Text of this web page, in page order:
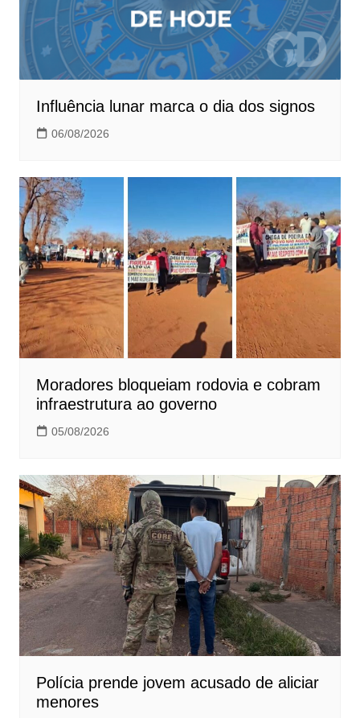
Influência lunar marca o dia dos signos
06/08/2026
Moradores bloqueiam rodovia e cobram
infraestrutura ao governo
05/08/2026
Polícia prende jovem acusado de aliciar
menores